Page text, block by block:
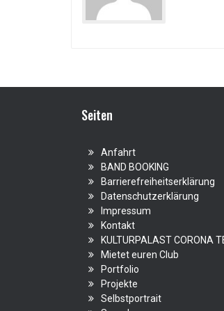
Seiten
Anfahrt
BAND BOOKING
Barrierefreiheitserklärung
Datenschutzerklärung
Impressum
Kontakt
KULTURPALAST CORONA
Mietet euren Club
Portfolio
Projekte
Selbstportrait